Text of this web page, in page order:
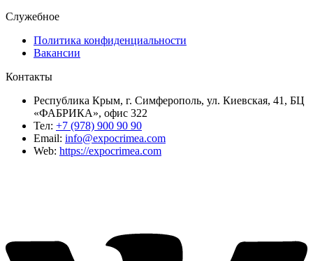
Служебное
Политика конфиденциальности
Вакансии
Контакты
Республика Крым, г. Симферополь, ул. Киевская, 41, БЦ
«ФАБРИКА», офис 322
Тел: +7 (978) 900 90 90
Email: info@expocrimea.com
Web: https://expocrimea.com